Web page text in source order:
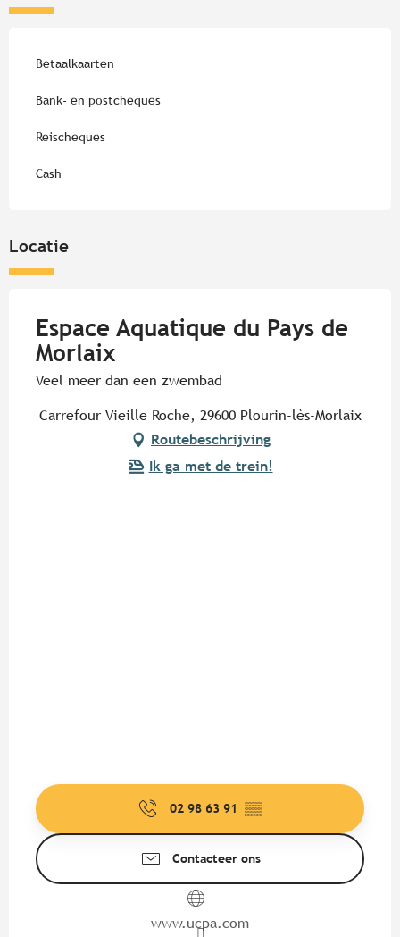
Betaalkaarten
Bank- en postcheques
Reischeques
Cash
Locatie
Espace Aquatique du Pays de
Morlaix
Veel meer dan een zwembad
Carrefour Vieille Roche, 29600 Plourin-lès-Morlaix
Routebeschrijving
Ik ga met de trein!
02 98 63 91 ▒▒
Contacteer ons
www.ucpa.com